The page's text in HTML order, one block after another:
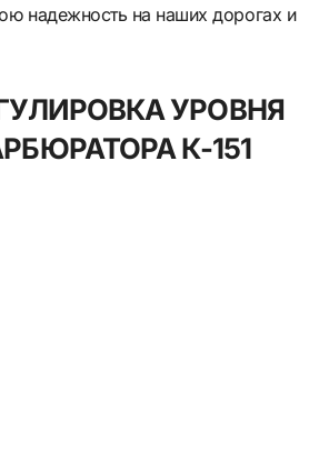
надежность на наших дорогах и
УРОВНЯ
К-151